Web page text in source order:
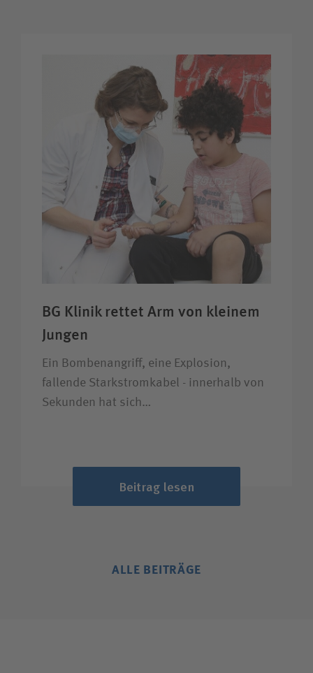
BG Klinik rettet Arm von kleinem
Jungen
Ein Bombenangriff, eine Explosion,
fallende Starkstromkabel - innerhalb von
Sekunden hat sich…
Beitrag lesen
ALLE BEITRÄGE